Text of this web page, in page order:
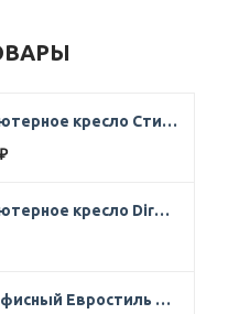
Компьютерное кресло Стиль Ультра SOFT кожа черная
₽
Компьютерное кресло Direct ткань черная
Стул офисный Евростиль 250 (стул сбербанк) кожзам черный